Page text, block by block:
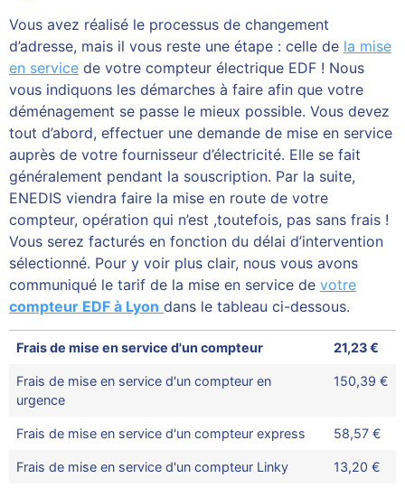
Vous avez réalisé le processus de changement
d’adresse, mais il vous reste une étape : celle de la mise
en service de votre compteur électrique EDF ! Nous
vous indiquons les démarches à faire afin que votre
déménagement se passe le mieux possible. Vous devez
tout d’abord, effectuer une demande de mise en service
auprès de votre fournisseur d’électricité. Elle se fait
généralement pendant la souscription. Par la suite,
ENEDIS viendra faire la mise en route de votre
compteur, opération qui n’est ,toutefois, pas sans frais !
Vous serez facturés en fonction du délai d’intervention
sélectionné. Pour y voir plus clair, nous vous avons
communiqué le tarif de la mise en service de votre
compteur EDF à Lyon dans le tableau ci-dessous.
Frais de mise en service d'un compteur 21,23 €
Frais de mise en service d'un compteur en
urgence
150,39 €
Frais de mise en service d'un compteur express 58,57 €
Frais de mise en service d'un compteur Linky 13,20 €